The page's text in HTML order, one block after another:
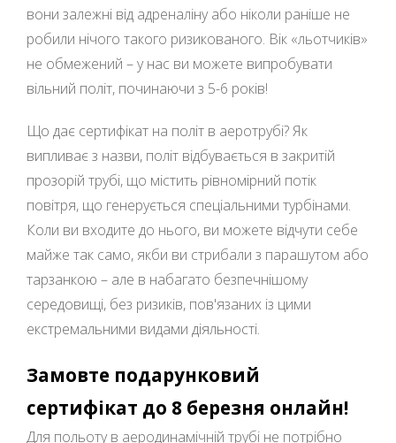
вони залежні від адреналіну або ніколи раніше не
робили нічого такого ризикованого. Вік «льотчиків»
не обмежений – у нас ви можете випробувати
вільний політ, починаючи з 5-6 років!
Що дає сертифікат на політ в аеротрубі? Як
випливає з назви, політ відбувається в закритій
прозорій трубі, що містить рівномірний потік
повітря, що генерується спеціальними турбінами.
Коли ви входите до нього, ви можете відчути себе
майже так само, якби ви стрибали з парашутом або
тарзанкою – але в набагато безпечнішому
середовищі, без ризиків, пов'язаних із цими
екстремальними видами діяльності.
Замовте подарунковий
сертифікат до 8 березня онлайн!
Для польоту в аеродинамічній трубі не потрібно